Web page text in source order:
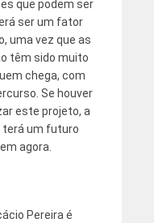
que podem ser
ser um fator
uma vez que as
têm sido muito
chega, com
Se houver
este projeto, a
terá um futuro
agora.
Pereira é